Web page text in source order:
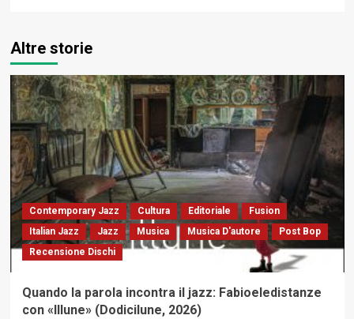
Altre storie
Contemporary Jazz Cultura Editoriale
Fusion
Italian Jazz
Jazz Musica Musica D'autore
Post Bop
Recensione Dischi
Quando la parola incontra il jazz: Fabioeledistanze
con «Illune» (Dodicilune, 2026)